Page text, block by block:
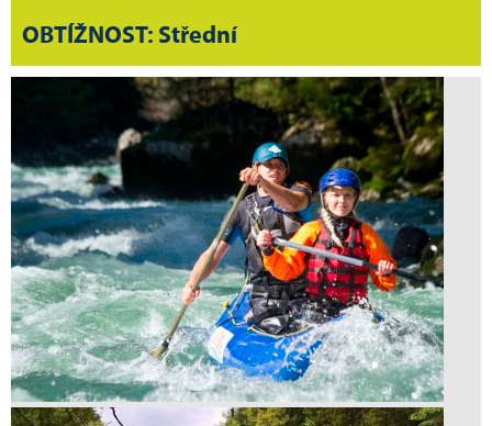
OBTÍŽNOST: Střední